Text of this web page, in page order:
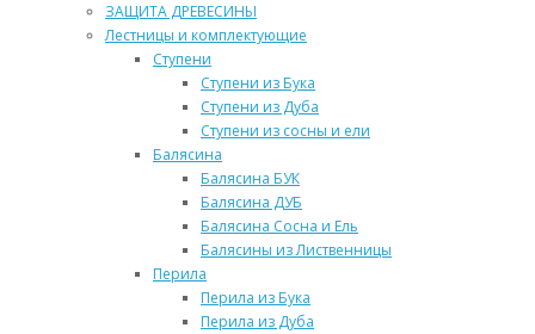
ЗАЩИТА ДРЕВЕСИНЫ
Лестницы и комплектующие
Ступени
Ступени из Бука
Ступени из Дуба
Ступени из сосны и ели
Балясина
Балясина БУК
Балясина ДУБ
Балясина Сосна и Ель
Балясины из Лиственницы
Перила
Перила из Бука
Перила из Дуба